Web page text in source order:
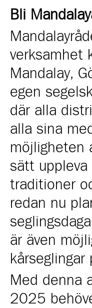
Bli
verksamhet
Mandalay,
egen
där alla
alla sina
möjligheten
sätt uppleva
traditioner
redan nu
är även
kårseglingar
Med denna
2025